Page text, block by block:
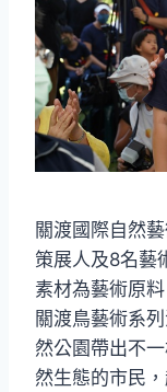
關渡國際自然
策展人及8名藝
素材為藝術原
關渡鳥藝術系
然公園帶出不
然生態的市民